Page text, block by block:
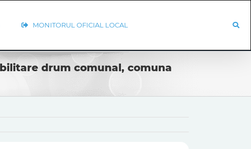
MONITORUL OFICIAL LOCAL
drum comunal, comuna